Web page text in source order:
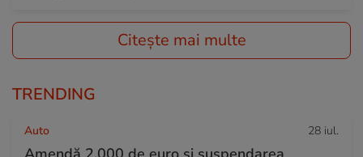
Citește mai multe
TRENDING
Auto 28 iul.